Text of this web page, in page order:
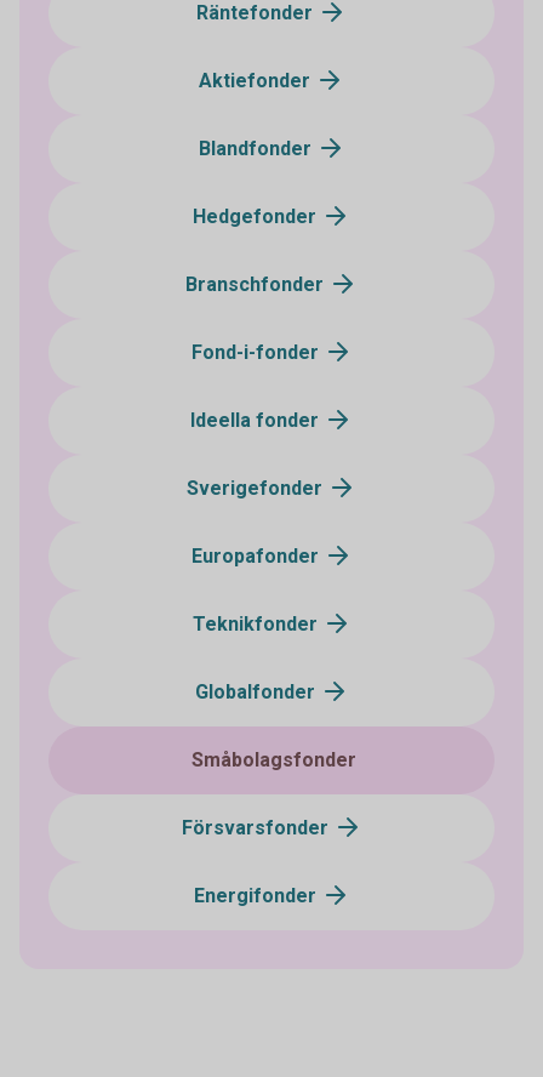
Räntefonder
Aktiefonder
Blandfonder
Hedgefonder
Branschfonder
Fond-i-fonder
Ideella fonder
Sverigefonder
Europafonder
Teknikfonder
Globalfonder
Småbolagsfonder
Försvarsfonder
Energifonder